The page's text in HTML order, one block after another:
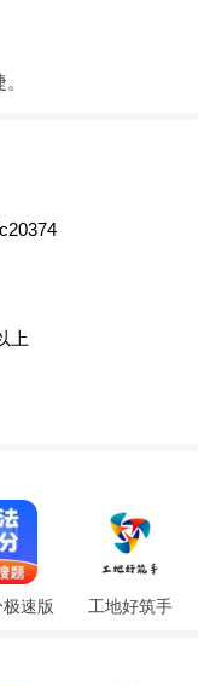
上
速版 工地好筑手